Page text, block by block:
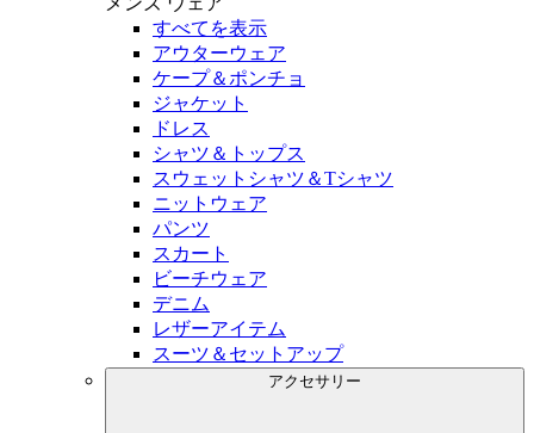
すべてを表示
アウターウェア
ケープ＆ポンチョ
ジャケット
ドレス
シャツ＆トップス
スウェットシャツ＆Tシャツ
ニットウェア
パンツ
スカート
ビーチウェア
デニム
レザーアイテム
スーツ＆セットアップ
アクセサリー